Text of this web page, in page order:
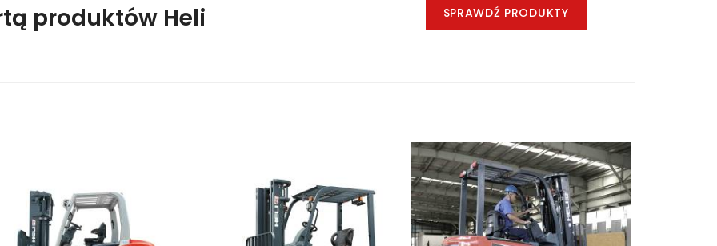
produktów Heli SPRAWDŹ PRODUKTY